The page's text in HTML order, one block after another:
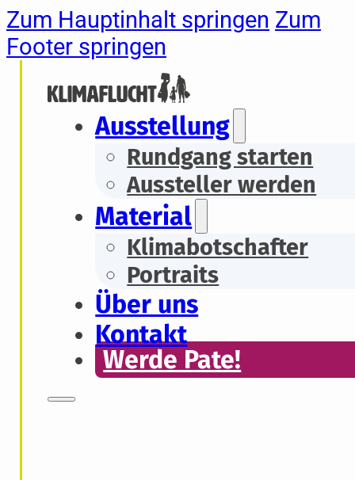
Zum Hauptinhalt springen Zum
Footer springen
Ausstellung
Rundgang starten
Aussteller werden
Material
Klimabotschafter
Portraits
Über uns
Kontakt
Werde Pate!